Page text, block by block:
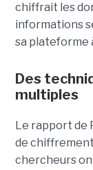
chiffrait les
informations
sa plateforme
Des
multiples
Le rapport de
de chiffrement
chercheurs